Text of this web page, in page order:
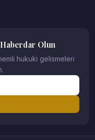
Olun
hukuki gelismeleri